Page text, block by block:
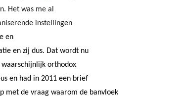
Het was me al
instellingen
en
en zij dus. Dat wordt nu
orthodox
en had in 2011 een brief
met de vraag waarom de banvloek